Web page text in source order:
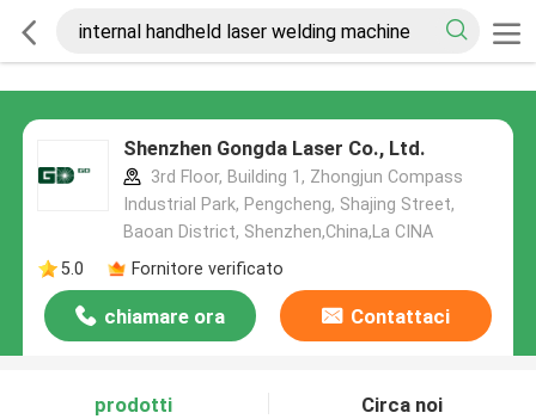
Shenzhen Gongda Laser Co., Ltd.
3rd Floor, Building 1, Zhongjun Compass
Industrial Park, Pengcheng, Shajing Street,
Baoan District, Shenzhen,China,La CINA
5.0
Fornitore verificato
chiamare ora Contattaci
prodotti Circa noi